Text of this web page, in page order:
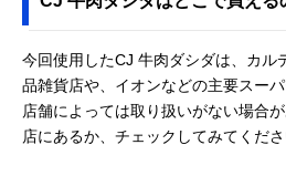
今回使用したCJ 牛肉ダシダは、カル
品雑貨店や、イオンなどの主要スー
店舗によっては取り扱いがない場合
店にあるか、チェックしてみてくださ